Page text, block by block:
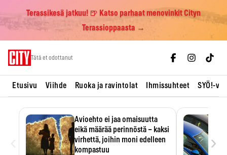
Terassikesä jatkuu! 🍺 Katso parhaat menovinkit Cityn
Terassioppaasta →
Tätä et odottanut
Etusivu Viihde Ruoka ja ravintolat Ihmissuhteet SYÖ!-
Avioehto ei jaa omaisuutta
eikä määrää perinnöstä – kaksi
virhettä, joihin moni edelleen
kompastuu
›